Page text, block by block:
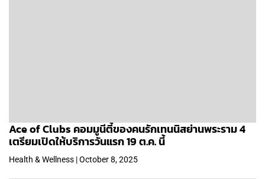
Ace of Clubs คอมมูนีตี้ของคนรักเทนนิสย่านพระราม 4
เตรียมเปิดให้บริการวันแรก 19 ต.ค. นี้
Health & Wellness | October 8, 2025